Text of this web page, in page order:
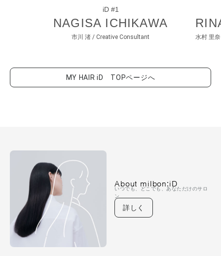
iD #1
NAGISA ICHIKAWA
市川 渚 / Creative Consultant 水村 里
MY HAIR iD TOPページへ
About milbon:iD
いつでも、どこでも、あなただけのサロ
ン
詳しく